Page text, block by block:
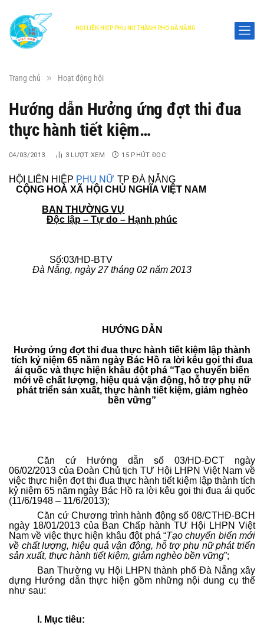
HỘI LIÊN HIỆP PHỤ NỮ THÀNH PHỐ ĐÀ NẴNG
Trang chủ » Hoạt động hội
Hướng dẫn Hưởng ứng đợt thi đua
thực hành tiết kiệm…
04/03/2013 3 LƯỢT XEM 15 PHÚT ĐỌC
HỘI LIÊN HIỆP PHỤ NỮ TP ĐÀ NẴNG
CỘNG HOÀ XÃ HỘI CHỦ NGHĨA VIỆT NAM
BAN THƯỜNG VỤ
Độc lập – Tự do – Hạnh phúc
Số:03/HD-BTV
Đà Nẵng, ngày 27 tháng 02 năm 2013
HƯỚNG DẪN
Hưởng ứng đợt thi đua thực hành tiết kiệm lập thành
tích kỷ niệm 65 năm ngày Bác Hồ ra lời kêu gọi thi đua
ái quốc và thực hiện khâu đột phá “Tạo chuyển biến
mới về chất lượng, hiệu quả vận động, hỗ trợ phụ nữ
phát triển sản xuất, thực hành tiết kiệm, giảm nghèo
bền vững”
Căn cứ Hướng dẫn số 03/HD-ĐCT ngày
06/02/2013 của Đoàn Chủ tịch TƯ Hội LHPN Việt Nam về
việc thực hiện đợt thi đua thực hành tiết kiệm lập thành tích
kỷ niệm 65 năm ngày Bác Hồ ra lời kêu gọi thi đua ái quốc
(11/6/1948 – 11/6/2013);
Căn cứ Chương trình hành động số 08/CTHĐ-BCH
ngày 18/01/2013 của Ban Chấp hành TƯ Hội LHPN Việt
Nam về việc thực hiện khâu đột phá “Tạo chuyển biến mới
về chất lượng, hiệu quả vận động, hỗ trợ phụ nữ phát triển
sản xuất, thực hành tiết kiệm, giảm nghèo bền vững”;
Ban Thường vụ Hội LHPN thành phố Đà Nẵng xây
dựng Hướng dẫn thực hiện gồm những nội dung cụ thể
như sau:
I. Mục tiêu: